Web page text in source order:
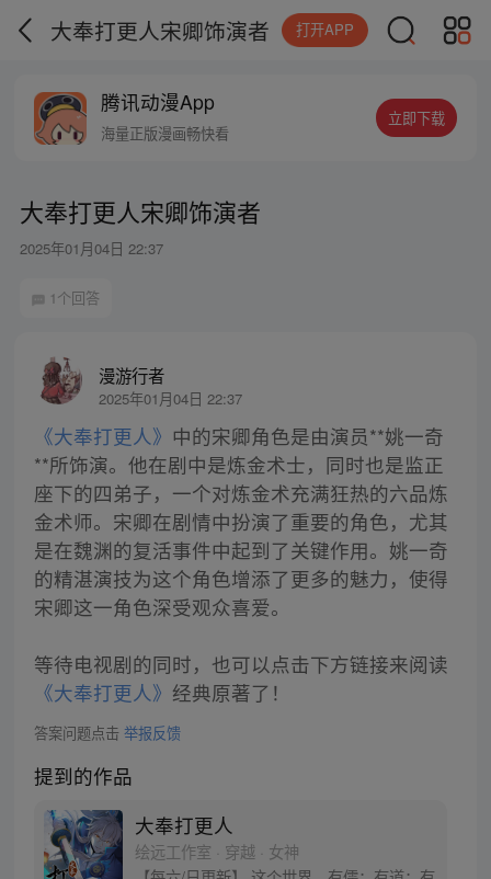
大奉打更人宋卿饰演者 打开APP
腾讯动漫App
海量正版漫画畅快看
立即下载
大奉打更人宋卿饰演者
2025年01月04日 22:37
1个回答
漫游行者
2025年01月04日 22:37
《大奉打更人》 中的宋卿角色是由演员**姚一奇
**所饰演。他在剧中是炼金术士，同时也是监正
座下的四弟子，一个对炼金术充满狂热的六品炼
金术师。宋卿在剧情中扮演了重要的角色，尤其
是在魏渊的复活事件中起到了关键作用。姚一奇
的精湛演技为这个角色增添了更多的魅力，使得
宋卿这一角色深受观众喜爱。
等待电视剧的同时，也可以点击下方链接来阅读
《大奉打更人》 经典原著了！
答案问题点击 举报反馈
提到的作品
大奉打更人
绘远工作室 · 穿越 · 女神